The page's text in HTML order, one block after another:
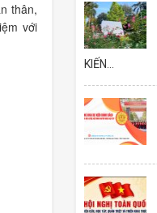
thân,
với
KIẾN...